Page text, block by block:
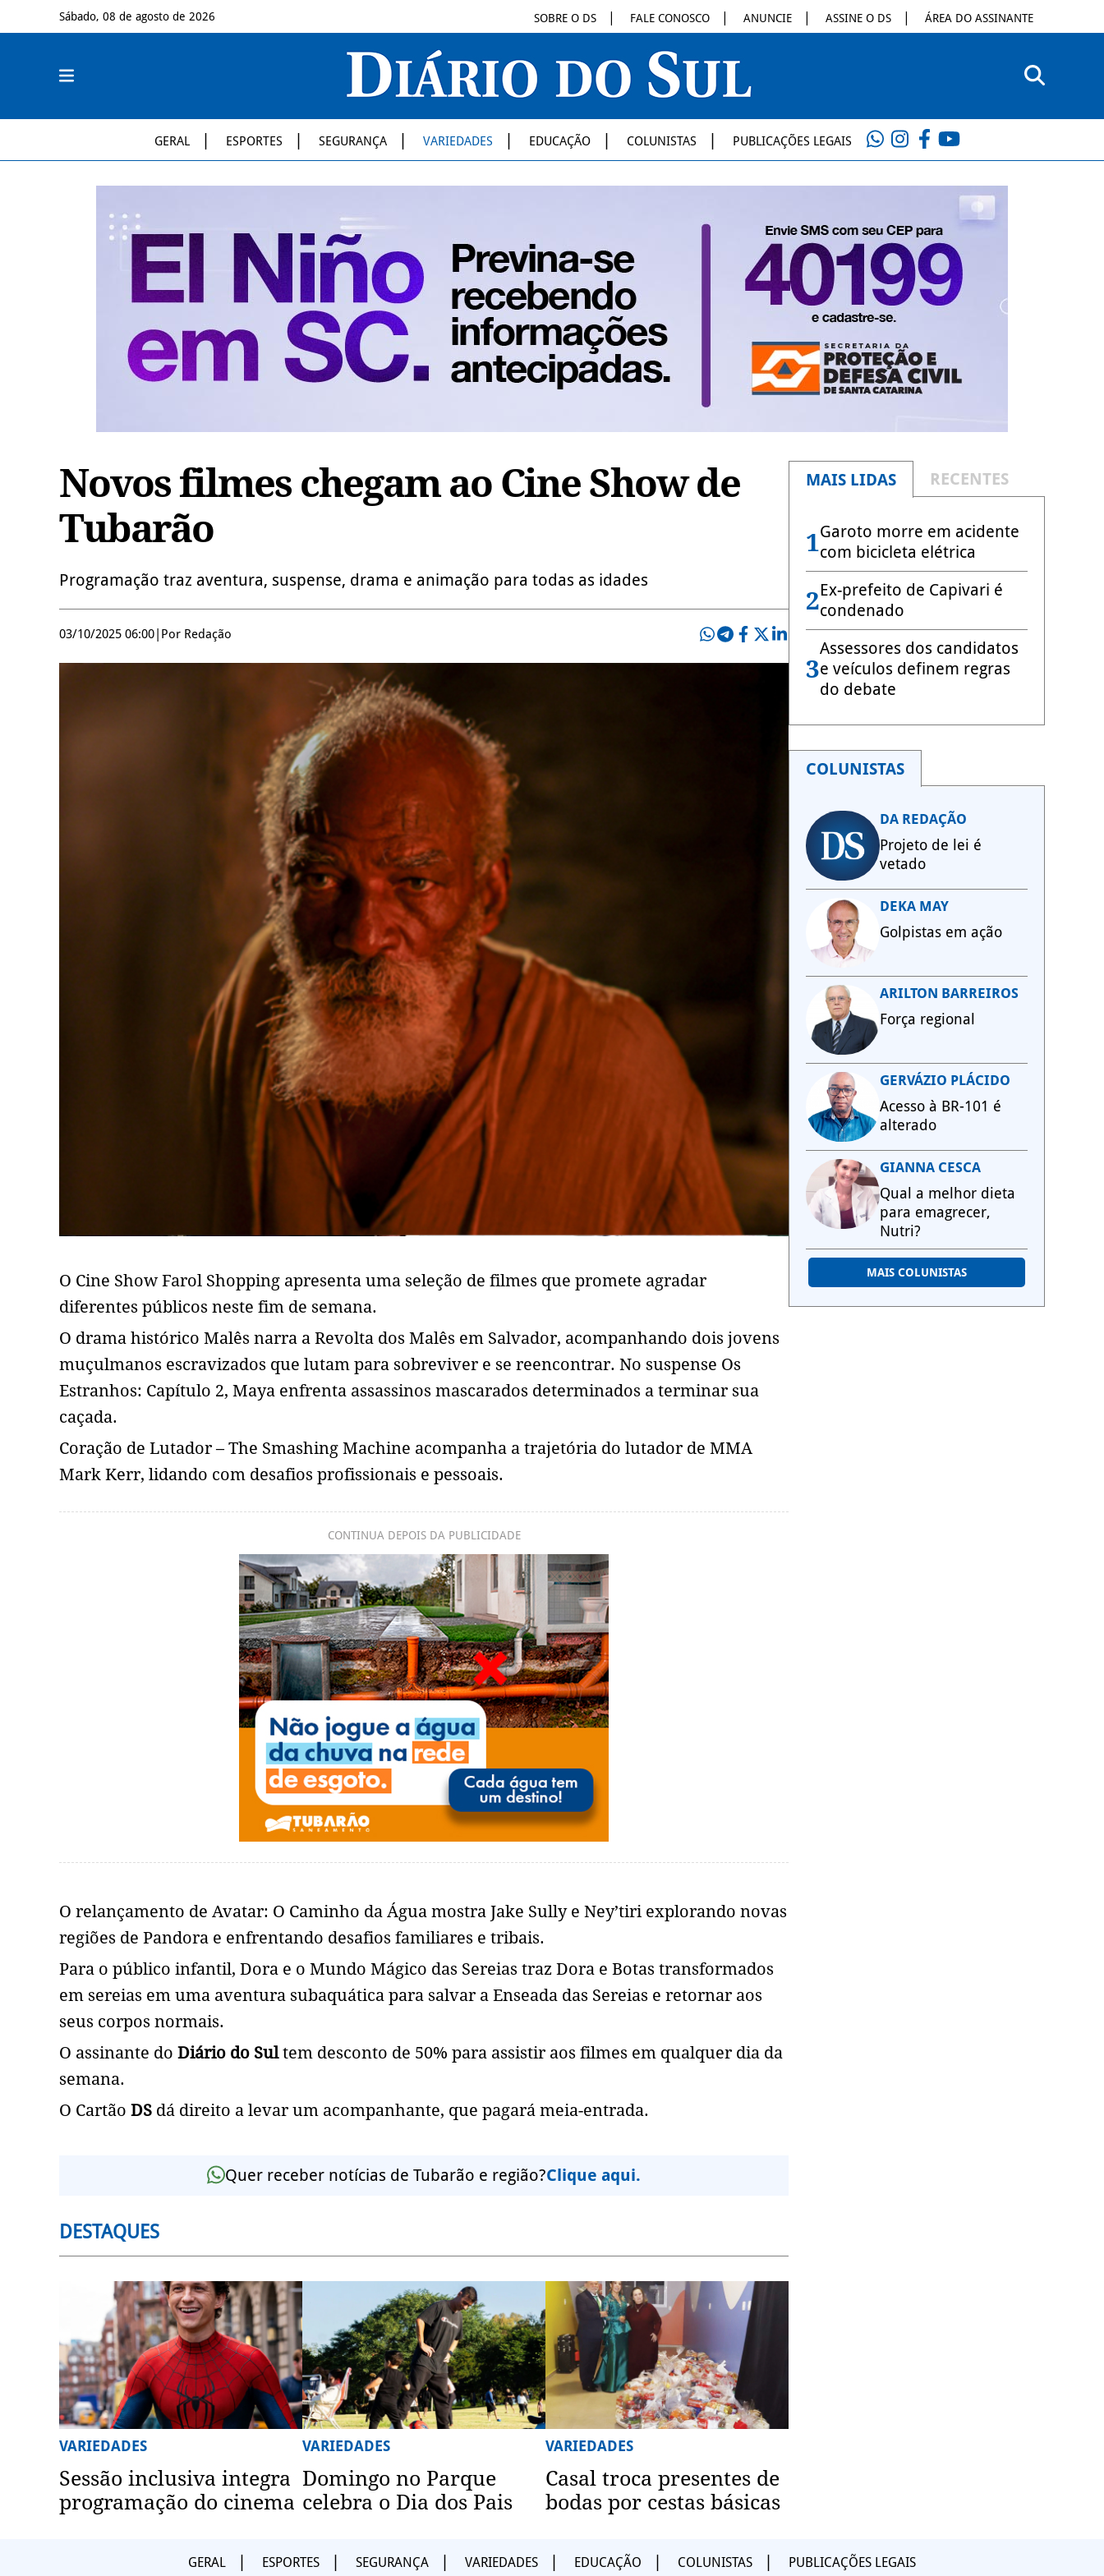
Sábado, 08 de agosto de 2026 SOBRE O DS FALE CONOSCO ANUNCIE ASSINE O DS ÁREA DO ASSINANTE
GERAL ESPORTES SEGURANÇA VARIEDADES EDUCAÇÃO COLUNISTAS PUBLICAÇÕES LEGAIS
Novos filmes chegam ao Cine Show de
Tubarão
Programação traz aventura, suspense, drama e animação para todas as idades
03/10/2025 06:00 Por Redação
O Cine Show Farol Shopping apresenta uma seleção de filmes que promete agradar
diferentes públicos neste fim de semana.
O drama histórico Malês narra a Revolta dos Malês em Salvador, acompanhando dois jovens
muçulmanos escravizados que lutam para sobreviver e se reencontrar. No suspense Os
Estranhos: Capítulo 2, Maya enfrenta assassinos mascarados determinados a terminar sua
caçada.
Coração de Lutador – The Smashing Machine acompanha a trajetória do lutador de MMA
Mark Kerr, lidando com desafios profissionais e pessoais.
CONTINUA DEPOIS DA PUBLICIDADE
O relançamento de Avatar: O Caminho da Água mostra Jake Sully e Ney’tiri explorando novas
regiões de Pandora e enfrentando desafios familiares e tribais.
Para o público infantil, Dora e o Mundo Mágico das Sereias traz Dora e Botas transformados
em sereias em uma aventura subaquática para salvar a Enseada das Sereias e retornar aos
seus corpos normais.
O assinante do Diário do Sultem desconto de 50% para assistir aos filmes em qualquer dia da
semana.
O Cartão DS dá direito a levar um acompanhante, que pagará meia-entrada.
Quer receber notícias de Tubarão e região?Clique aqui.
DESTAQUES
VARIEDADES
Sessão inclusiva integra
programação do cinema
VARIEDADES
Domingo no Parque
celebra o Dia dos Pais
VARIEDADES
Casal troca presentes de
bodas por cestas básicas
MAIS LIDAS RECENTES
1Garoto morre em acidente
com bicicleta elétrica
2Ex-prefeito de Capivari é
condenado
3
Assessores dos candidatos
e veículos definem regras
do debate
COLUNISTAS
DA REDAÇÃO
Projeto de lei é
vetado
DEKA MAY
Golpistas em ação
ARILTON BARREIROS
Força regional
GERVÁZIO PLÁCIDO
Acesso à BR-101 é
alterado
GIANNA CESCA
Qual a melhor dieta
para emagrecer,
Nutri?
MAIS COLUNISTAS
GERAL ESPORTES SEGURANÇA VARIEDADES EDUCAÇÃO COLUNISTAS PUBLICAÇÕES LEGAIS